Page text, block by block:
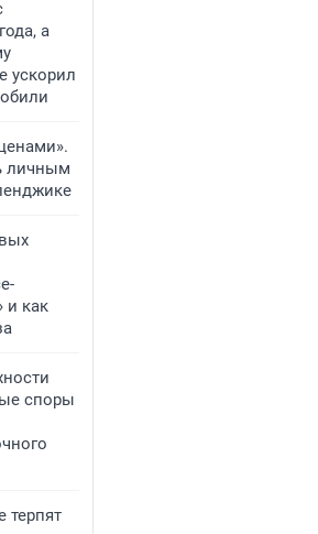
а
ускорил
личным
и как
споры
терпят